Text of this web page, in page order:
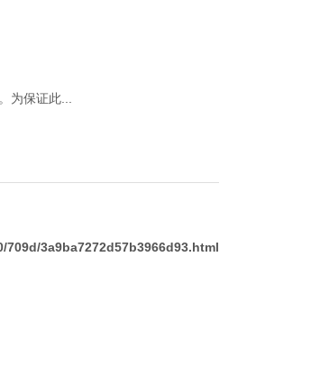
为保证此...
3a9ba7272d57b3966d93.html